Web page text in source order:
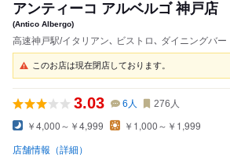
アンティーコ アルベルゴ 神戸店
(Antico Albergo)
高速神戸駅/イタリアン､ ビストロ､ ダイニングバー
このお店は現在閉店しております。
3.03 6 人 276 人
￥4,000～￥4,999 ￥1,000～￥1,999
店舗情報（詳細）